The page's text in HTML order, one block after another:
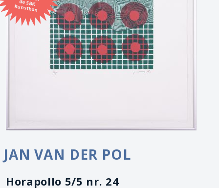
Kunstbon
JAN VAN DER POL
Horapollo 5/5 nr. 24